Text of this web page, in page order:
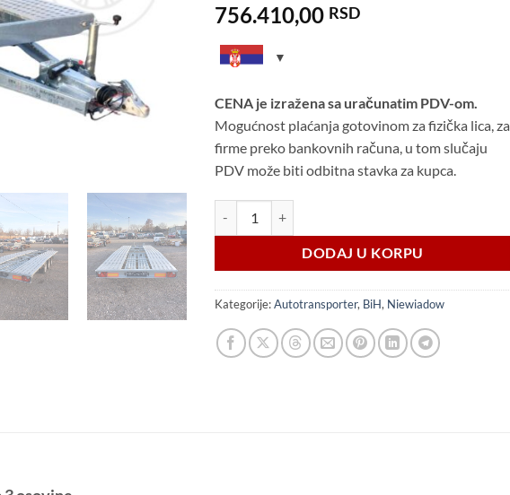
756.410,00 RSD
CENA je izražena sa uračunatim PDV-om.
Mogućnost plaćanja gotovinom za fizička lica, za
firme preko bankovnih računa, u tom slučaju
PDV može biti odbitna stavka za kupca.
DODAJ U KORPU
Kategorije:Autotransporter, BiH, Niewiadow